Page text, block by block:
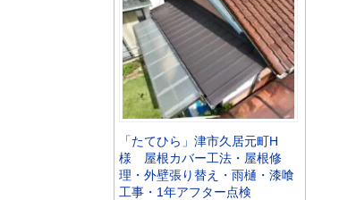
「たてひら」津市久居元町H
様 屋根カバー工法・屋根修
理・外壁張り替え・雨樋・漆喰
工事・1年アフター点検